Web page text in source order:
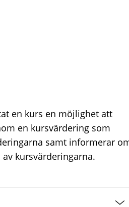
en kurs en möjlighet att
en kursvärdering som
samt informerar
kursvärderingarna.